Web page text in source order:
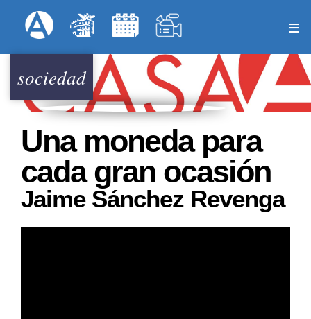
al
principal
Menú Superior
sociedad
Una moneda para
cada gran ocasión
Jaime Sánchez Revenga